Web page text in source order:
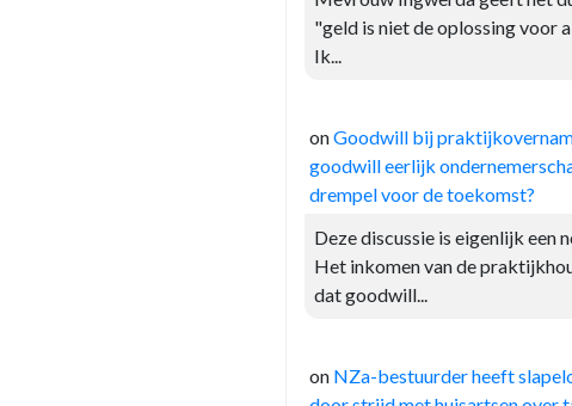
"geld is niet de oplossing voor
Ik...
onGoodwill bij
goodwill eerlijk
drempel voor de toekomst?
Deze discussie is eigenlijk een
Het inkomen van de
dat goodwill...
on NZa-bestuurder heeft